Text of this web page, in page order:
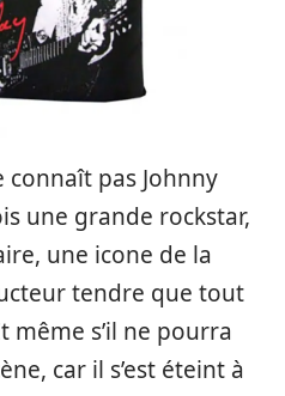
pas Johnny
une grande rockstar,
une icone de la
tendre que tout
même s’il ne pourra
car il s’est éteint à